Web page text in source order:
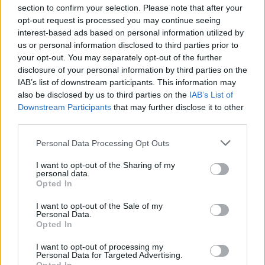
section to confirm your selection. Please note that after your
opt-out request is processed you may continue seeing
interest-based ads based on personal information utilized by
us or personal information disclosed to third parties prior to
your opt-out. You may separately opt-out of the further
disclosure of your personal information by third parties on the
IAB’s list of downstream participants. This information may
also be disclosed by us to third parties on the IAB’s List of
Downstream Participants that may further disclose it to other
Personal Data Processing Opt Outs
I want to opt-out of the Sharing of my
personal data.
Opted In
I want to opt-out of the Sale of my
Personal Data.
Opted In
I want to opt-out of processing my
Personal Data for Targeted Advertising.
elvégzését.
Nemzeti Pedagógus Kar
tanárlázadás
Köznevelési kerekasztal
szakszervezetek
Hozzászólások
Hana György: „Méltóságot, tekintélyt kell adni az
oktatásról szóló közbeszédnek”
Az új kormány az elődökétől merőben eltérő kommunikációs
szintjére kiterjesztett hiperaktivitás érezhetően felszabadulást,
optimizmust ébresztett és éltet. Különösen az olyan, korábban porig